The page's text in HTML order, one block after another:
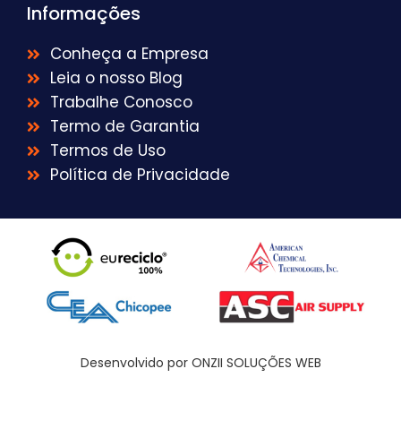
Informações
Conheça a Empresa
Leia o nosso Blog
Trabalhe Conosco
Termo de Garantia
Termos de Uso
Política de Privacidade
Desenvolvido por ONZII SOLUÇÕES WEB